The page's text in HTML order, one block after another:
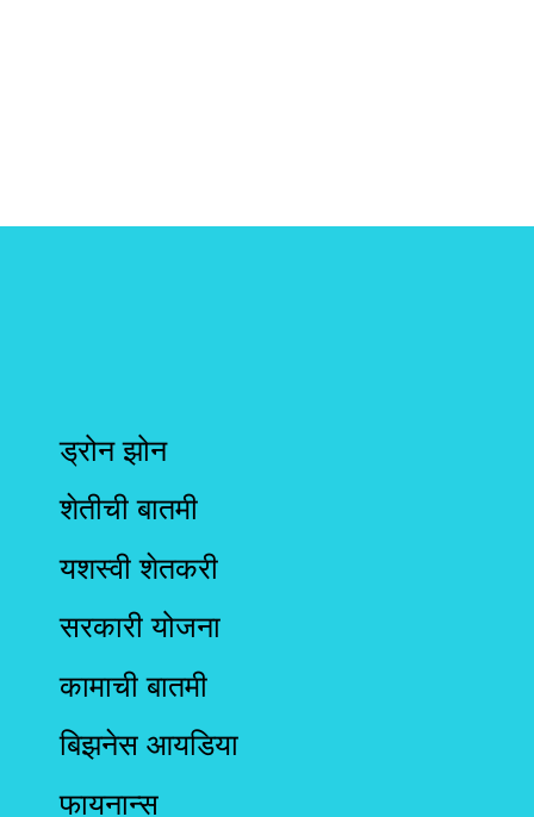
ड्रोन झोन
शेतीची बातमी
यशस्वी शेतकरी
सरकारी योजना
कामाची बातमी
बिझनेस आयडिया
फायनान्स